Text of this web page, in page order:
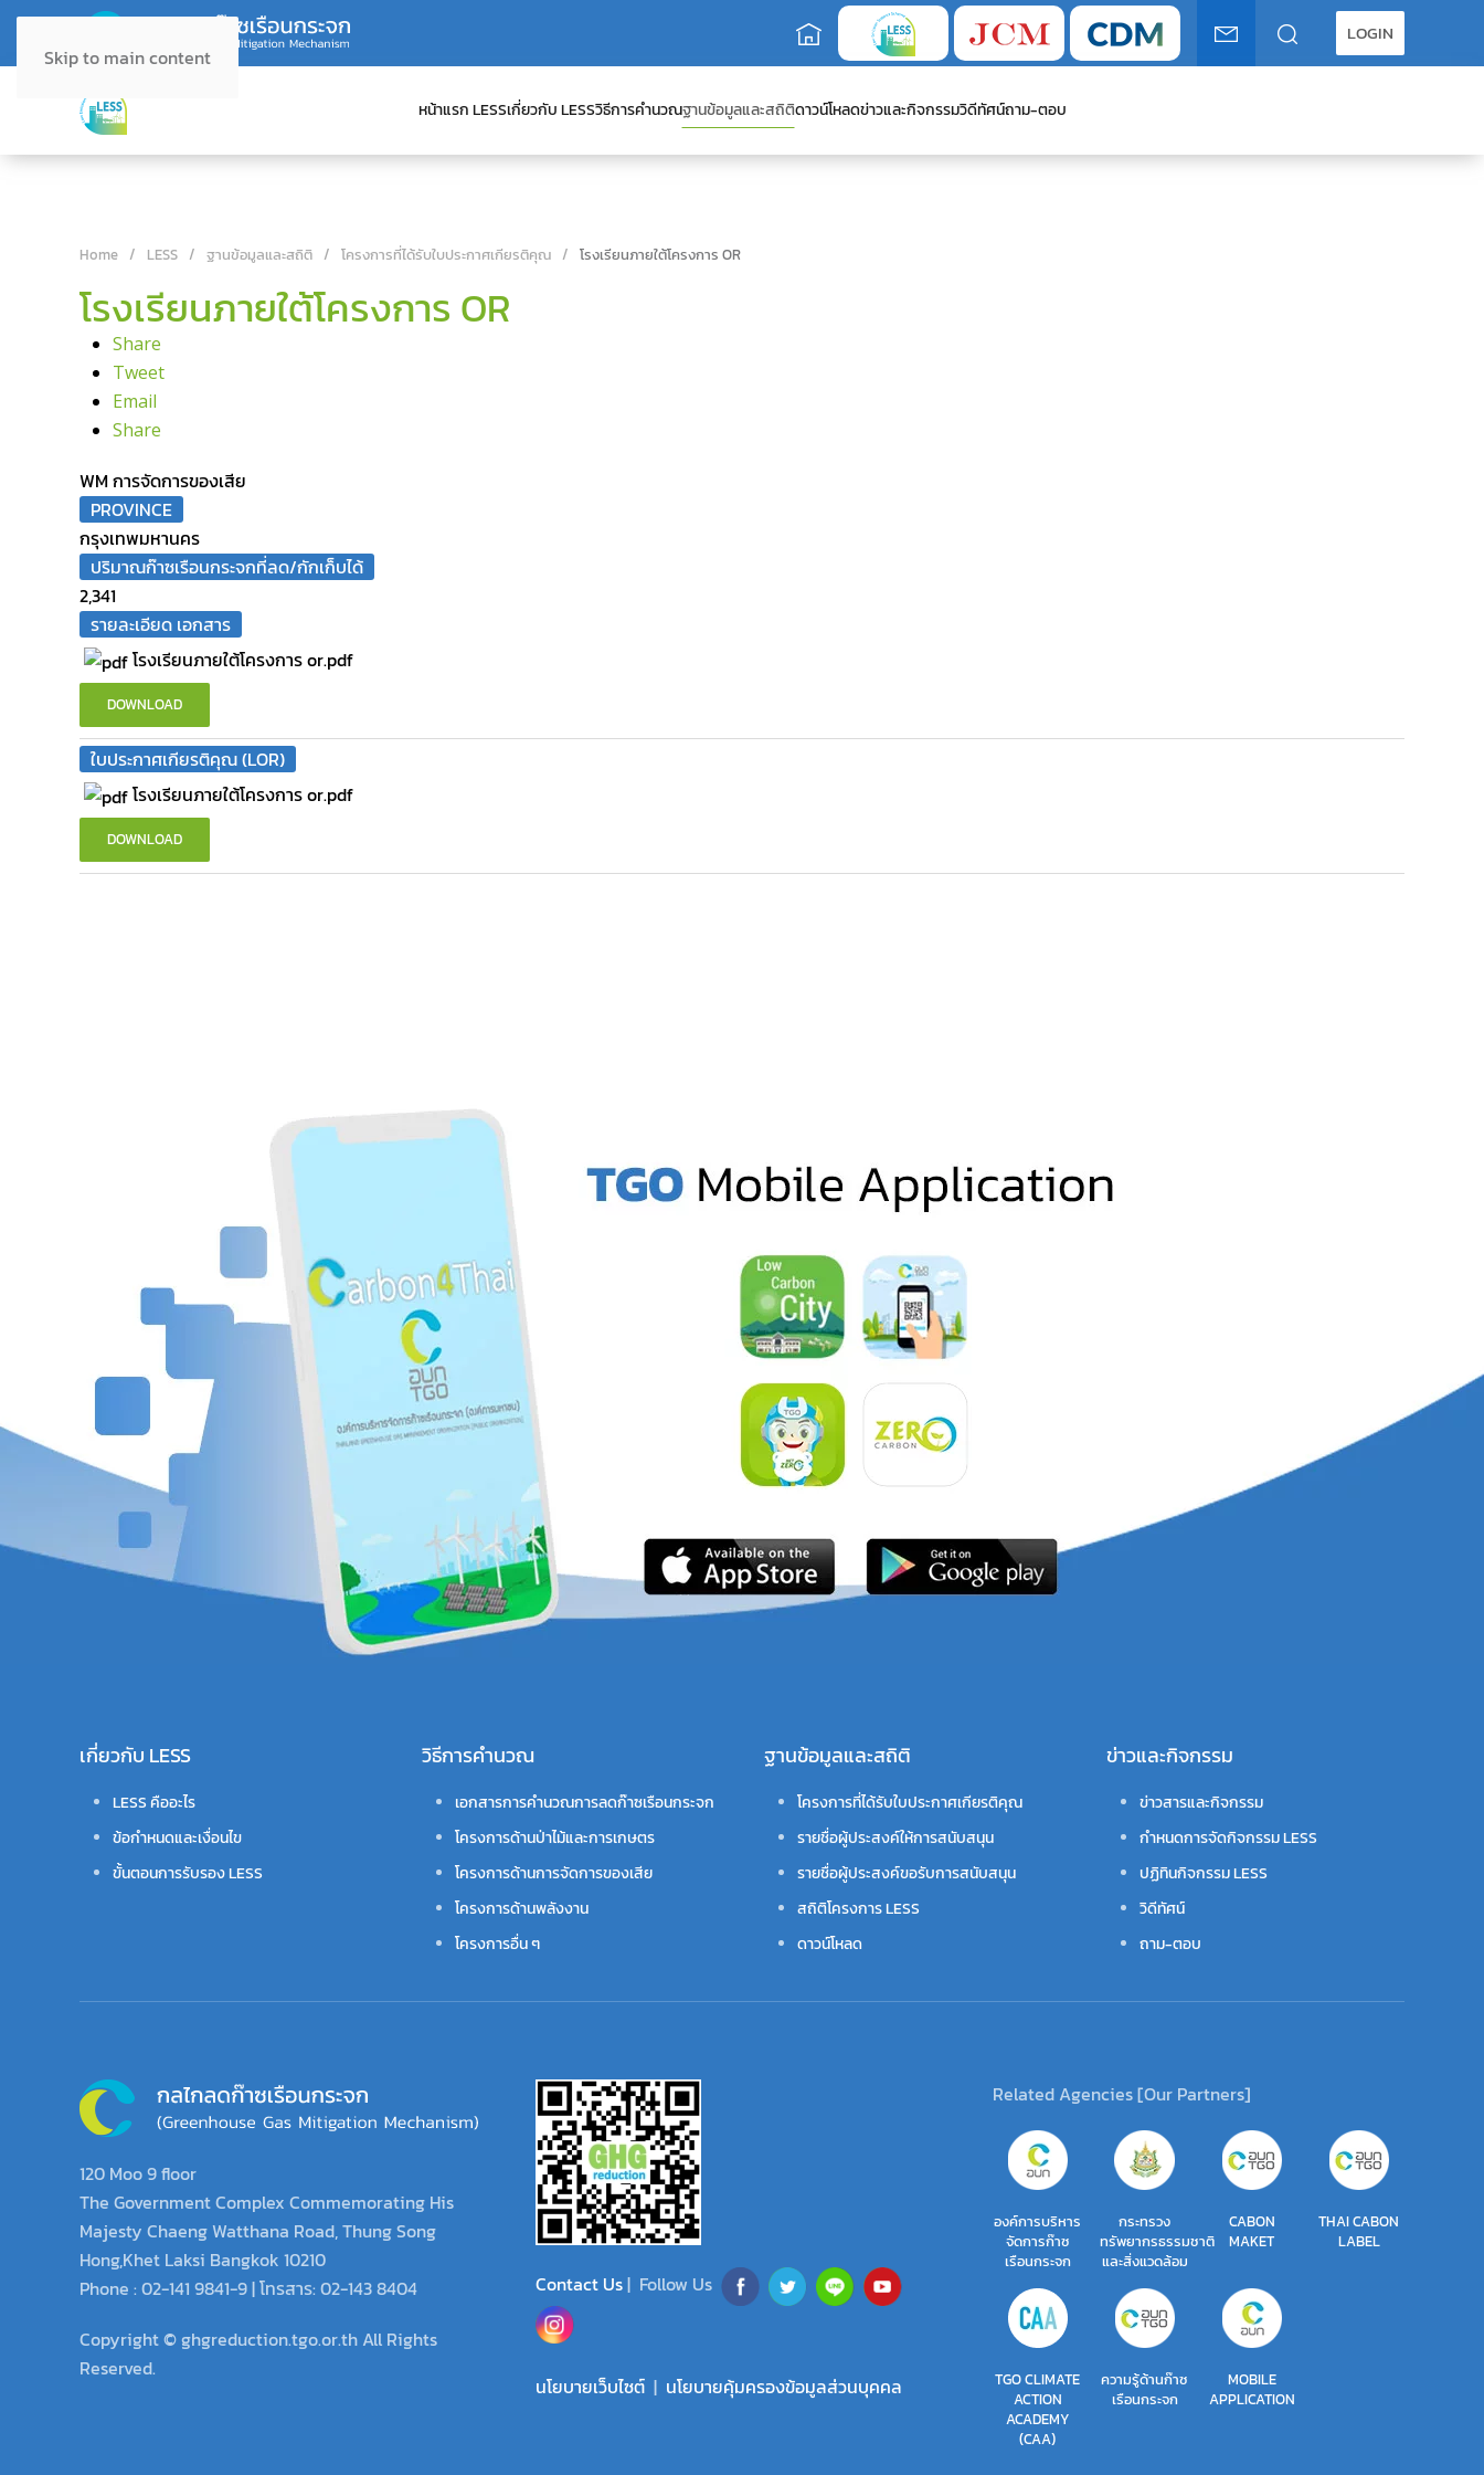
Skip to main content
LOGIN
หน้าแรก LESSเกี่ยวกับ LESSวิธีการคำนวณฐานข้อมูลและสถิติดาวน์โหลดข่าวและกิจกรรมวิดีทัศน์ถาม-ตอบ
Home LESS ฐานข้อมูลและสถิติ โครงการที่ได้รับใบประกาศเกียรติคุณ โรงเรียนภายใต้โครงการ OR
โรงเรียนภายใต้โครงการ OR
Share
Tweet
Email
Share
WM การจัดการของเสีย
PROVINCE
กรุงเทพมหานคร
ปริมาณก๊าซเรือนกระจกที่ลด/กักเก็บได้
2,341
รายละเอียด เอกสาร
โรงเรียนภายใต้โครงการ or.pdf
DOWNLOAD
ใบประกาศเกียรติคุณ (LOR)
โรงเรียนภายใต้โครงการ or.pdf
DOWNLOAD
เกี่ยวกับ LESS
LESS คืออะไร
ข้อกำหนดและเงื่อนไข
ขั้นตอนการรับรอง LESS
วิธีการคำนวณ
เอกสารการคำนวณการลดก๊าซเรือนกระจก
โครงการด้านป่าไม้และการเกษตร
โครงการด้านการจัดการของเสีย
โครงการด้านพลังงาน
โครงการอื่น ๆ
ฐานข้อมูลและสถิติ
โครงการที่ได้รับใบประกาศเกียรติคุณ
รายชื่อผู้ประสงค์ให้การสนับสนุน
รายชื่อผู้ประสงค์ขอรับการสนับสนุน
สถิติโครงการ LESS
ดาวน์โหลด
ข่าวและกิจกรรม
ข่าวสารและกิจกรรม
กำหนดการจัดกิจกรรม LESS
ปฏิทินกิจกรรม LESS
วิดีทัศน์
ถาม-ตอบ
120 Moo 9 floor
The Government Complex Commemorating His
Majesty Chaeng Watthana Road, Thung Song
Hong,Khet Laksi Bangkok 10210
Phone : 02-141 9841-9 | โทรสาร: 02-143 8404
Copyright © ghgreduction.tgo.or.th All Rights
Reserved.
Contact Us| Follow Us
นโยบายเว็บไซต์ | นโยบายคุ้มครองข้อมูลส่วนบุคคล
Related Agencies [Our Partners]
องค์การบริหาร
จัดการก๊าซ
เรือนกระจก
กระทรวง
ทรัพยากรธรรมชาติ
และสิ่งแวดล้อม
CABON
MAKET
THAI CABON
LABEL
TGO CLIMATE
ACTION
ACADEMY
(CAA)
ความรู้ด้านก๊าซ
เรือนกระจก
MOBILE
APPLICATION